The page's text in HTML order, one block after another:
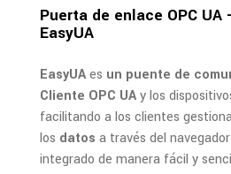
Puerta de enlace OPC UA
EasyUA
EasyUAes un puente de
Cliente OPC UAy los
facilitando a los clientes
los datos a través del
integrado de manera fácil y